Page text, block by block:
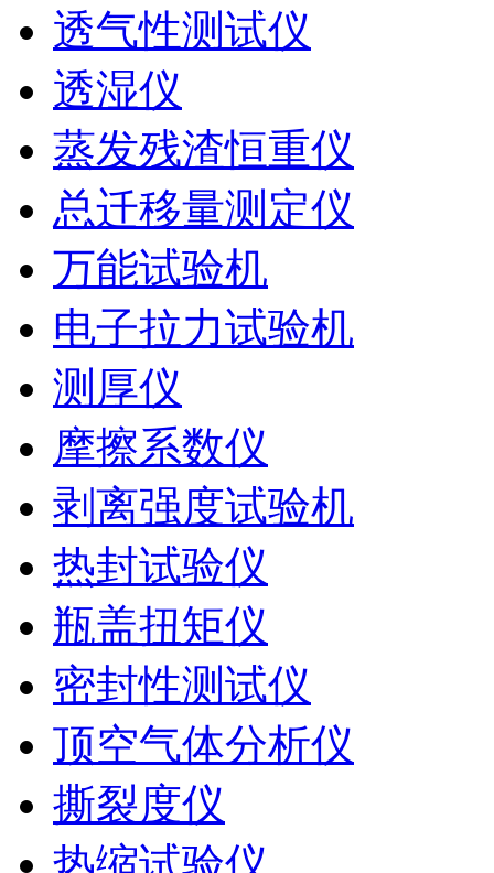
透气性测试仪
透湿仪
蒸发残渣恒重仪
总迁移量测定仪
万能试验机
电子拉力试验机
测厚仪
摩擦系数仪
剥离强度试验机
热封试验仪
瓶盖扭矩仪
密封性测试仪
顶空气体分析仪
撕裂度仪
热缩试验仪